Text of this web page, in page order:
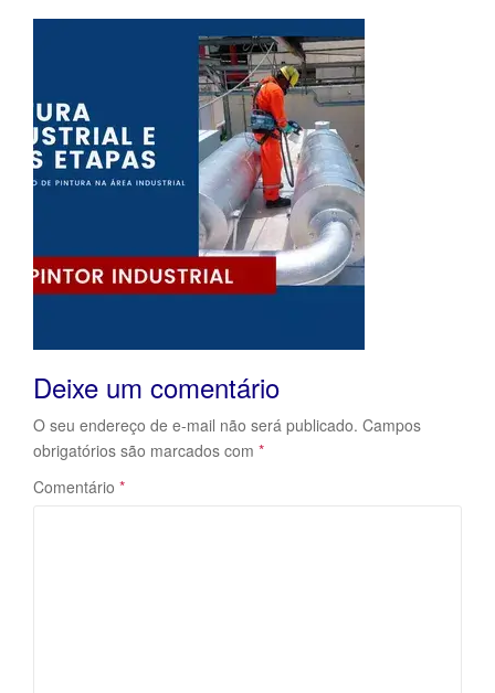
Deixe um comentário
O seu endereço de e-mail não será publicado. Campos
obrigatórios são marcados com *
Comentário *